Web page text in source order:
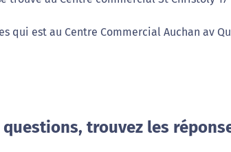
qui est au Centre Commercial Auchan av
questions, trouvez les